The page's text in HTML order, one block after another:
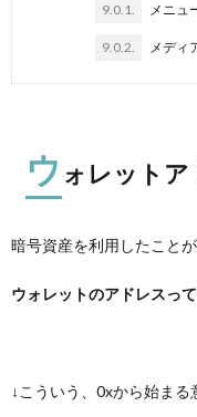
9.0.1. メニュ
9.0.2. メディ
ウ ォレット
暗号資産を利用したこと
ウォレットのアドレスっ
↓こういう、0xから始まる